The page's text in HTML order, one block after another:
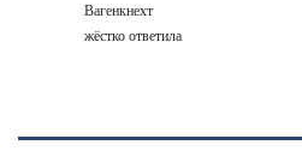
Вагенкнехт
жёстко ответила